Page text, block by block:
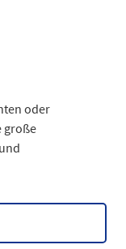
oder
große